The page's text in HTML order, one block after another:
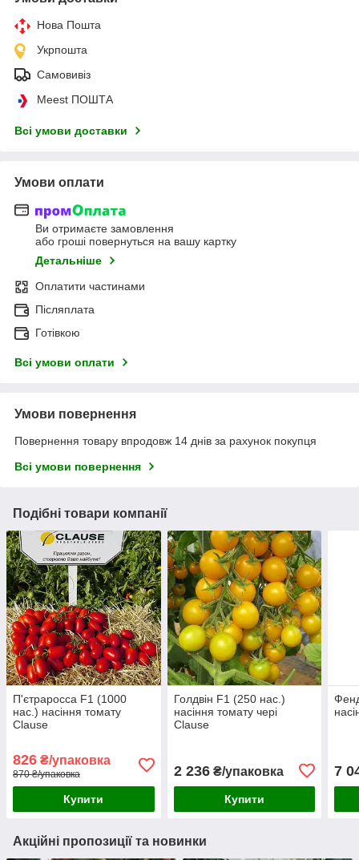
Нова Пошта
Укрпошта
Самовивіз
Meest ПОШТА
Всі умови доставки
Умови оплати
Ви отримаєте замовлення
або гроші повернуться на вашу картку
Детальніше
Оплатити частинами
Післяплата
Готівкою
Всі умови оплати
Умови повернення
Повернення товару впродовж 14 днів за рахунок покупця
Всі умови повернення
Подібні товари компанії
П'єтраросса F1 (1000
нас.) насіння томату
Clause
826 ₴/упаковка
870 ₴/упаковка
Купити
Голдвін F1 (250 нас.)
насіння томату чері
Clause
2 236₴/упаковка
Купити
7
Акційні пропозиції та новинки